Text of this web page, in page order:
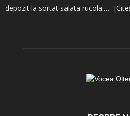
depozit la sortat salata rucola.…